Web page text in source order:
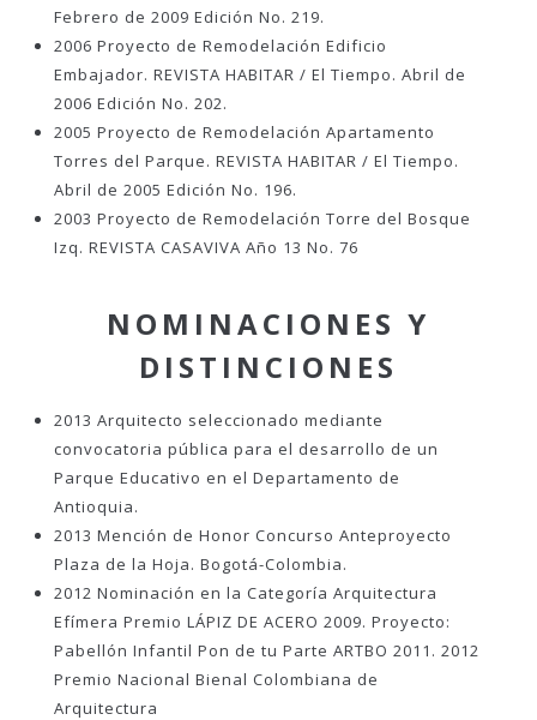
Febrero de 2009 Edición No. 219.
2006 Proyecto de Remodelación Edificio
Embajador. REVISTA HABITAR / El Tiempo. Abril de
2006 Edición No. 202.
2005 Proyecto de Remodelación Apartamento
Torres del Parque. REVISTA HABITAR / El Tiempo.
Abril de 2005 Edición No. 196.
2003 Proyecto de Remodelación Torre del Bosque
Izq. REVISTA CASAVIVA Año 13 No. 76
NOMINACIONES Y
DISTINCIONES
2013 Arquitecto seleccionado mediante
convocatoria pública para el desarrollo de un
Parque Educativo en el Departamento de
Antioquia.
2013 Mención de Honor Concurso Anteproyecto
Plaza de la Hoja. Bogotá-Colombia.
2012 Nominación en la Categoría Arquitectura
Efímera Premio LÁPIZ DE ACERO 2009. Proyecto:
Pabellón Infantil Pon de tu Parte ARTBO 2011. 2012
Premio Nacional Bienal Colombiana de
Arquitectura